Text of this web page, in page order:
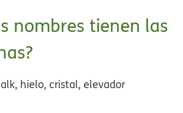
nombres tienen las
hielo, cristal, elevador